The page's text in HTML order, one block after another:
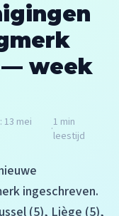
— week
13 mei
·1 min
leestijd
ingeschreven.
(5), Liège (5),